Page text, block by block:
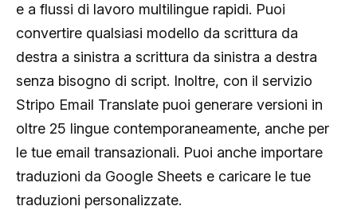
e a flussi di lavoro multilingue rapidi. Puoi
convertire qualsiasi modello da scrittura da
destra a sinistra a scrittura da sinistra a destra
senza bisogno di script. Inoltre, con il servizio
Stripo Email Translate puoi generare versioni in
oltre 25 lingue contemporaneamente, anche per
le tue email transazionali. Puoi anche importare
traduzioni da Google Sheets e caricare le tue
traduzioni personalizzate.